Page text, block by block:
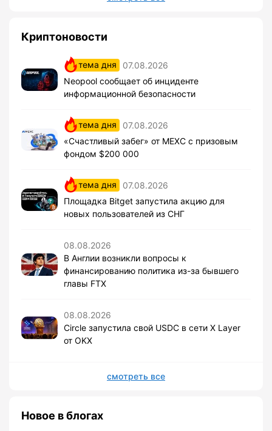
Криптоновости
тема дня
07.08.2026
Neopool сообщает об инциденте
информационной безопасности
тема дня
07.08.2026
«Счастливый забег» от MEXC с призовым
фондом $200 000
тема дня
07.08.2026
Площадка Bitget запустила акцию для
новых пользователей из СНГ
08.08.2026
В Англии возникли вопросы к
финансированию политика из-за бывшего
главы FTX
08.08.2026
Circle запустила свой USDC в сети X Layer
от OKX
смотреть все
Новое в блогах